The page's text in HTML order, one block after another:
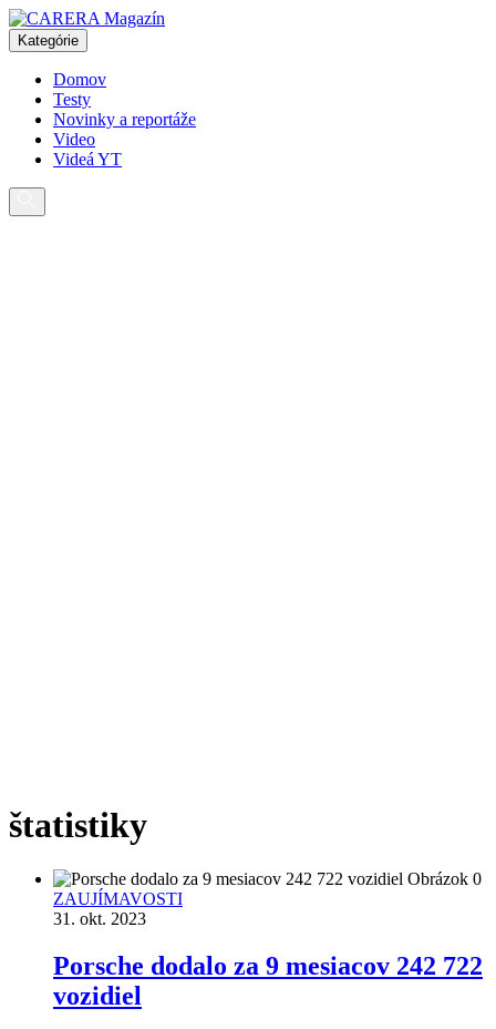
Pokračovať
na
obsah
Kategórie
Domov
Testy
Novinky a reportáže
Video
Videá YT
Značka:
štatistiky
ZAUJÍMAVOSTI
31. okt. 2023
Porsche dodalo za 9 mesiacov 242 722
vozidiel